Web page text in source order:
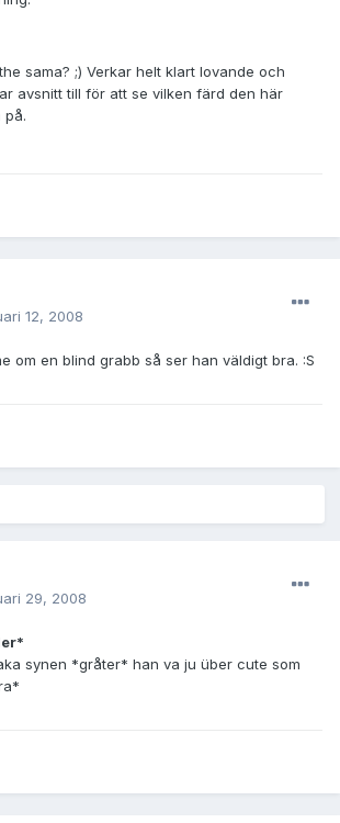
sama? ;) Verkar helt klart lovande och
avsnitt till för att se vilken färd den här
på.
12, 2008
om en blind grabb så ser han väldigt bra. :S
29, 2008
synen *gråter* han va ju über cute som